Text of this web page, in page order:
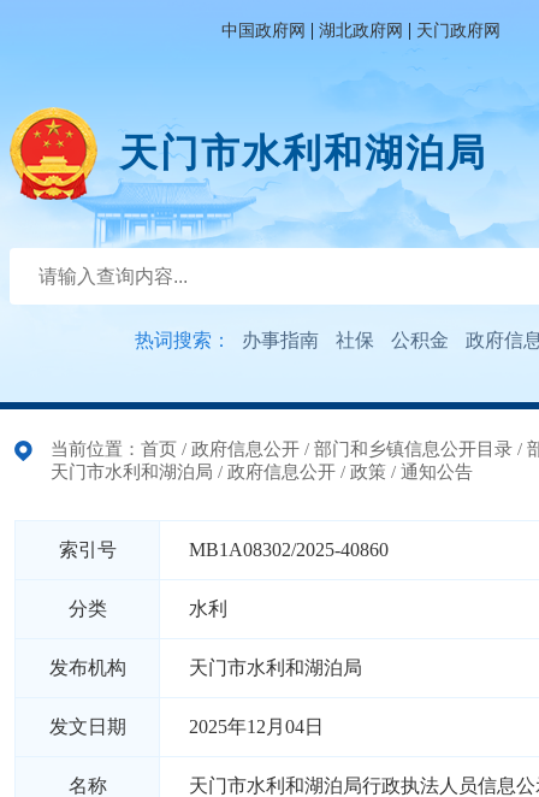
中国政府网 | 湖北政府网 | 天门政府网
天门市水利和湖泊局
热词搜索： 办事指南 社保 公积金 政府信
当前位置： 首页 / 政府信息公开 / 部门和乡镇信息公开目录 /
天门市水利和湖泊局 / 政府信息公开 / 政策 / 通知公告
索引号 MB1A08302/2025-40860
分类 水利
发布机构 天门市水利和湖泊局
发文日期 2025年12月04日
名称 天门市水利和湖泊局行政执法人员信息公